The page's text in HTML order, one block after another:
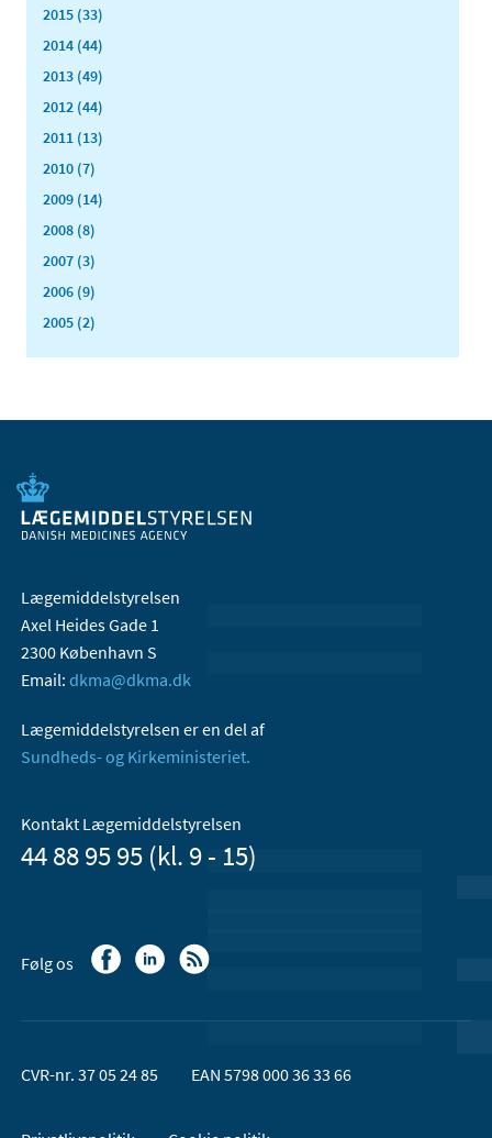
2015 (33)
2014 (44)
2013 (49)
2012 (44)
2011 (13)
2010 (7)
2009 (14)
2008 (8)
2007 (3)
2006 (9)
2005 (2)
Lægemiddelstyrelsen
Axel Heides Gade 1
2300 København S
Email: dkma@dkma.dk
Lægemiddelstyrelsen er en del af
Sundheds- og Kirkeministeriet.
Kontakt Lægemiddelstyrelsen
44 88 95 95 (kl. 9 - 15)
Følg os
CVR-nr. 37 05 24 85 EAN 5798 000 36 33 66